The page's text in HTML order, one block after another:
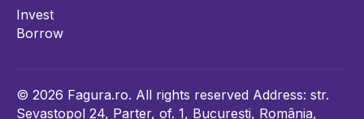
Invest
Borrow
© 2026 Fagura.ro. All rights reserved Address: str.
Sevastopol 24, Parter, of. 1, București, România,